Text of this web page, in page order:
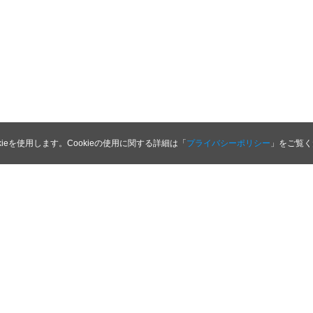
を使用します。Cookieの使用に関する詳細は「プライバシーポリシー 」をご覧く